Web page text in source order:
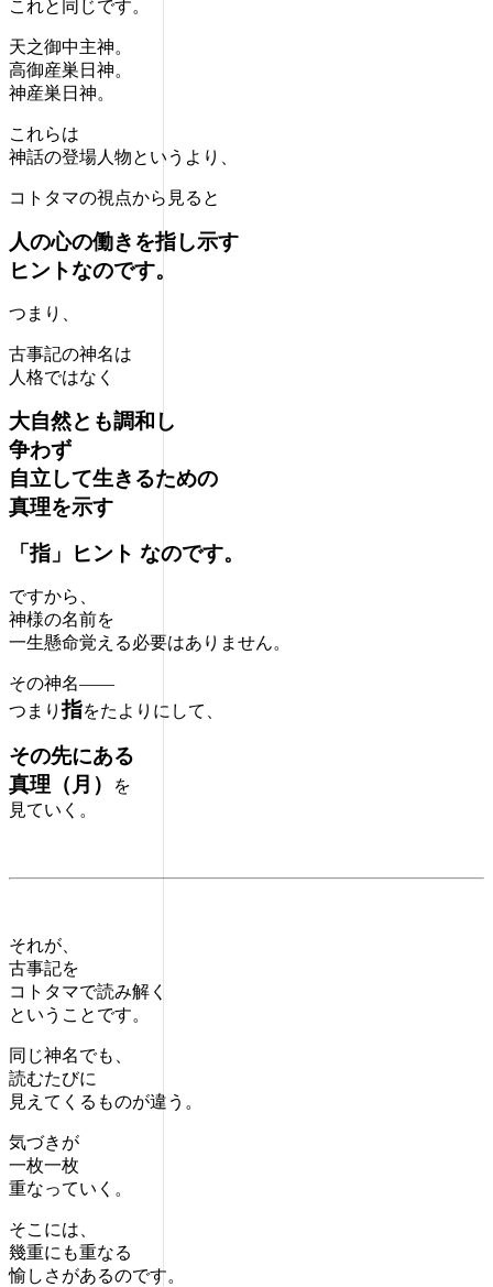
これと同じです。
天之御中主神。
高御産巣日神。
神産巣日神。
これらは
神話の登場人物というより、
コトタマの視点から見ると
人の心の働きを指し示す
ヒントなのです。
つまり、
古事記の神名は
人格ではなく
大自然とも調和し
争わず
自立して生きるための
真理を示す
「指」ヒント なのです。
ですから、
神様の名前を
一生懸命覚える必要はありません。
その神名――
つまり指をたよりにして、
その先にある
真理（月）
を
見ていく。
それが、
古事記を
コトタマで読み解く
ということです。
同じ神名でも、
読むたびに
見えてくるものが違う。
気づきが
一枚一枚
重なっていく。
そこには、
幾重にも重なる
愉しさがあるのです。